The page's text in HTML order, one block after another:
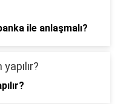
ile anlaşmalı?